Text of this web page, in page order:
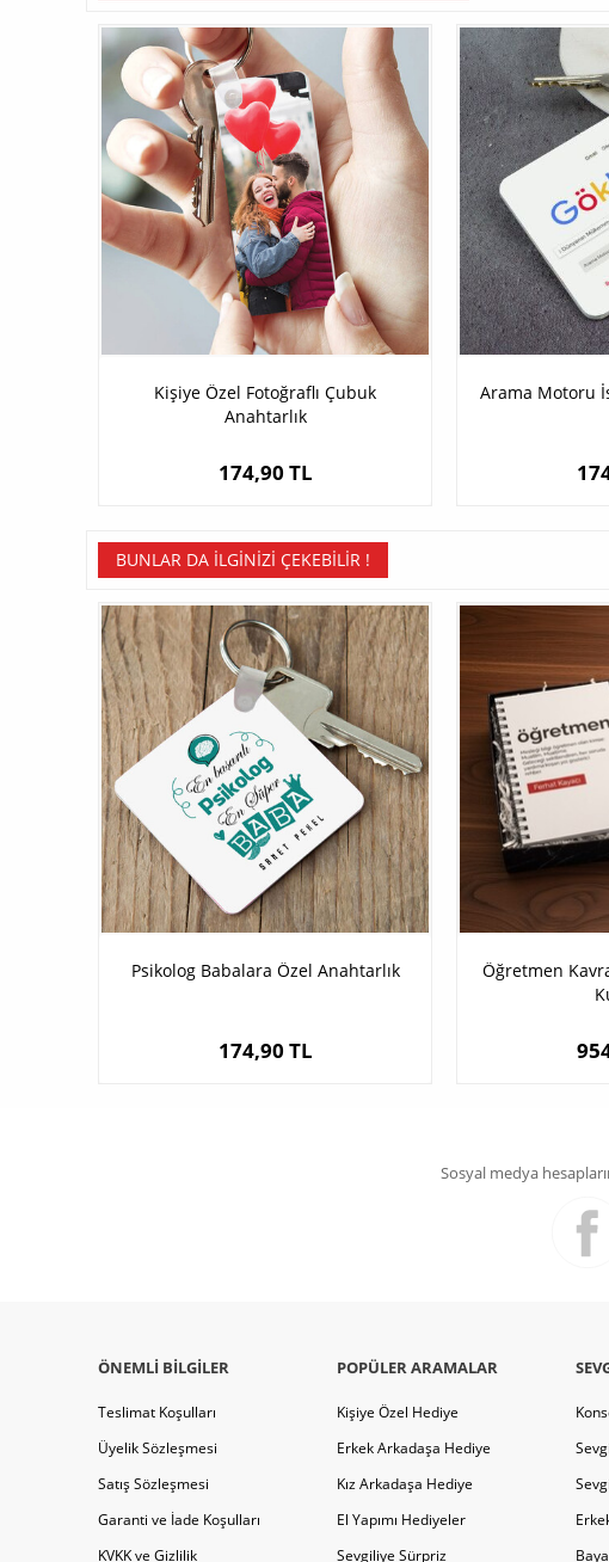
Kişiye Özel Fotoğraflı Çubuk
Anahtarlık
174,90 TL
Arama Motoru
BUNLAR DA İLGINIZI ÇEKEBILIR !
Psikolog Babalara Özel Anahtarlık
174,90 TL
Öğretmen
Sosyal medya
ÖNEMLI BILGILER
Teslimat Koşulları
Üyelik Sözleşmesi
Satış Sözleşmesi
Garanti ve İade Koşulları
KVKK ve Gizlilik
POPÜLER ARAMALAR
Kişiye Özel Hediye
Erkek Arkadaşa Hediye
Kız Arkadaşa Hediye
El Yapımı Hediyeler
Sevgiliye Sürpriz